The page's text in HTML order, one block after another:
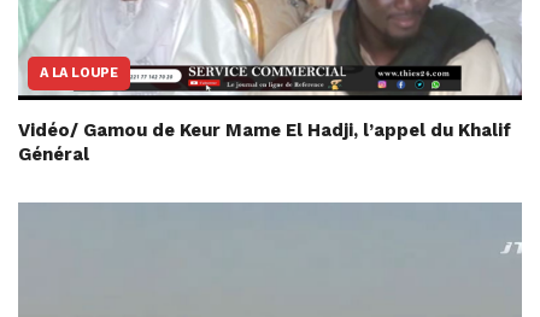
A LA LOUPE
Vidéo/ Gamou de Keur Mame El Hadji, l’appel du Khalif
Général